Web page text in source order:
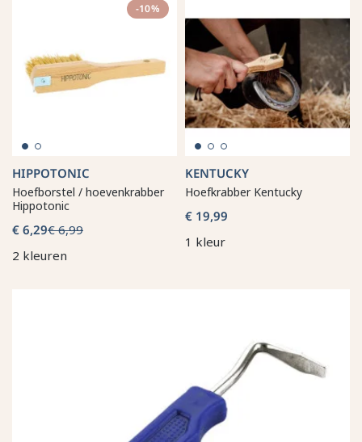
-10%
HIPPOTONIC
Hoefborstel / hoevenkrabber
Hippotonic
€ 6,29€ 6,99
2 kleuren
KENTUCKY
Hoefkrabber Kentucky
€ 19,99
1 kleur